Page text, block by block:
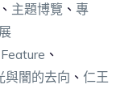
、 主題博覽 、 專
Feature 、
與闇的去向 、 仁王